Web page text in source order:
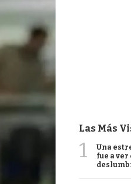
Las Más
1
Una
fue a ver